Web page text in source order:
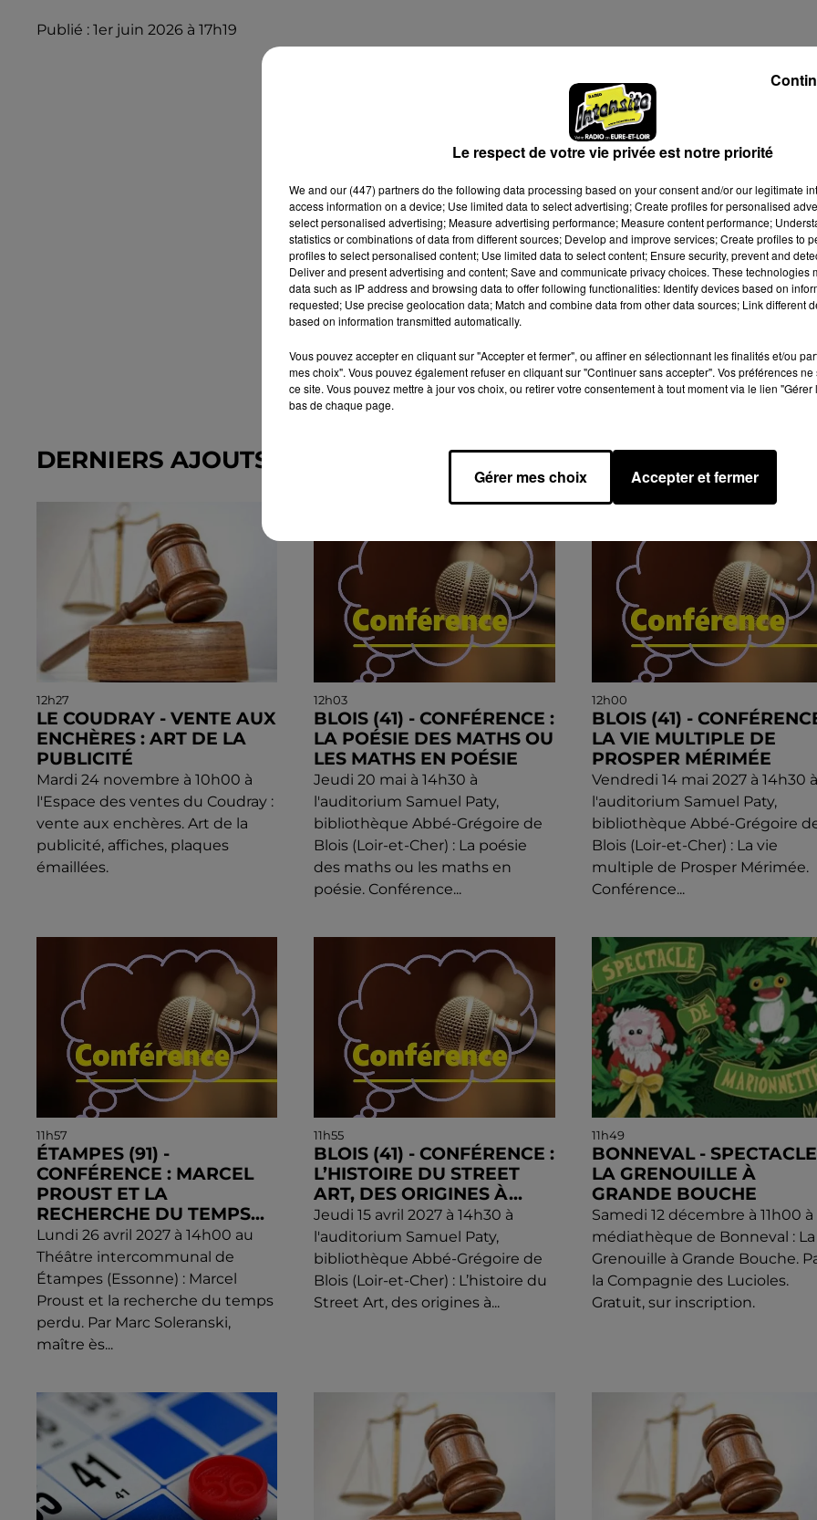
Publié : 1er juin 2026 à 17h19
DERNIERS AJOUTS DANS L'AGENDA
12h27
LE COUDRAY - VENTE AUX
ENCHÈRES : ART DE LA
PUBLICITÉ
Mardi 24 novembre à 10h00 à
l'Espace des ventes du Coudray :
vente aux enchères. Art de la
publicité, affiches, plaques
émaillées.
12h03
BLOIS (41) - CONFÉRENCE :
LA POÉSIE DES MATHS OU
LES MATHS EN POÉSIE
Jeudi 20 mai à 14h30 à
l'auditorium Samuel Paty,
bibliothèque Abbé-Grégoire de
Blois (Loir-et-Cher) : La poésie
des maths ou les maths en
poésie. Conférence...
12h00
BLOIS (41) -
LA VIE MULTIPLE DE
PROSPER MÉRIMÉE
Vendredi 14 mai 2027 à 14h30 à
l'auditorium Samuel Paty,
bibliothèque Abbé-Grégoire
Blois (Loir-et-Cher) : La vie
multiple de Prosper Mérimée.
Conférence...
11h57
ÉTAMPES (91) -
CONFÉRENCE : MARCEL
PROUST ET LA
RECHERCHE DU TEMPS...
Lundi 26 avril 2027 à 14h00 au
Théâtre intercommunal de
Étampes (Essonne) : Marcel
Proust et la recherche du temps
perdu. Par Marc Soleranski,
maître ès...
11h55
BLOIS (41) - CONFÉRENCE :
L’HISTOIRE DU STREET
ART, DES ORIGINES À...
Jeudi 15 avril 2027 à 14h30 à
l'auditorium Samuel Paty,
bibliothèque Abbé-Grégoire de
Blois (Loir-et-Cher) : L’histoire du
Street Art, des origines à...
11h49
BONNEVAL -
LA GRENOUILLE À
GRANDE BOUCHE
Samedi 12 décembre à 11h00 à
médiathèque de Bonneval : La
Grenouille à Grande Bouche.
la Compagnie des Lucioles.
Gratuit, sur inscription.
Le respect de votre vie privée est notre priorité
We and our (447) partnersdo the following data processing based on your consent and/or our legitimate
access information on a device; Use limited data to select advertising; Create profiles for personalised
select personalised advertising; Measure advertising performance; Measure content performance;
statistics or combinations of data from different sources; Develop and improve services; Create profiles to
profiles to select personalised content; Use limited data to select content; Ensure security, prevent and
Deliver and present advertising and content; Save and communicate privacy choices. These technologies
data such as IP address and browsing data to offer following functionalities: Identify devices based on
requested; Use precise geolocation data; Match and combine data from other data sources; Link different
based on information transmitted automatically.
Vous pouvez accepter en cliquant sur "Accepter et fermer", ou affiner en sélectionnant les finalités et/ou
mes choix". Vous pouvez également refuser en cliquant sur "Continuer sans accepter". Vos préférences
ce site. Vous pouvez mettre à jour vos choix, ou retirer votre consentement à tout moment via le lien
bas de chaque page.
Gérer mes choix Accepter et fermer